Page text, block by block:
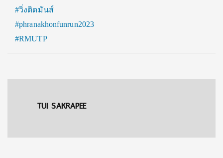
#วิ่งติดมันส์
#phranakhonfunrun2023
#RMUTP
TUI SAKRAPEE